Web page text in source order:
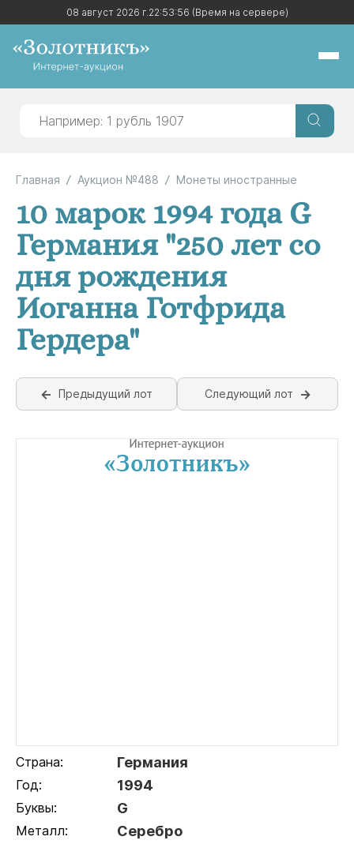
08 август 2026 г.22:53:57 (Время на сервере)
08 август 2026 г.22:53:57 (Время на сервере)
Главная Аукцион №488 Монеты иностранные
10 марок 1994 года G
Германия "250 лет со
дня рождения
Иоганна Готфрида
Гердера"
Предыдущий лот Следующий лот
Страна: Германия
Год: 1994
Буквы: G
Металл: Серебро